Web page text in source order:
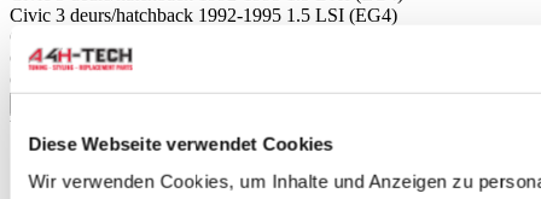
Diese Webseite verwendet Cookies
Wir verwenden Cookies, um Inhalte und Anzeigen zu
Civic 3 deurs/hatchback 1992-1995 1.5 LSI (EG4)
Civic 3 deurs/hatchback 1992-1995 1.5 VEI (EG4)
Civic 3 deurs/hatchback 1992-1995 1.6 ESI (EG5)
Civic 3 deurs/hatchback 1992-1995 1.6 VTI (EG6)
Verwandte Produkte